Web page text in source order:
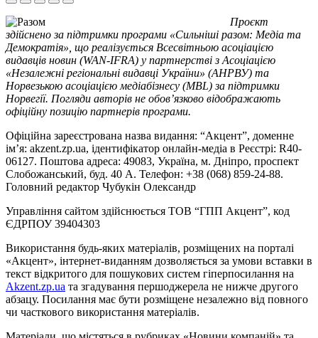
Проєкт
здійснено за підтримки програми «Сильніші разом: Медіа та
Демократія», що реалізується Всесвітньою асоціацією
видавців новин (WAN-IFRA) у партнерстві з Асоціацією
«Незалежні регіональні видавці України» (АНРВУ) та
Норвезькою асоціацією медіабізнесу (MBL) за підтримки
Норвегії. Погляди авторів не обов’язково відображають
офіційну позицію партнерів програми.
Офіційна зареєстрована назва видання: “Акцент”, доменне
ім’я: akzent.zp.ua, ідентифікатор онлайн-медіа в Реєстрі: R40-
06127. Поштова адреса: 49083, Україна, м. Дніпро, проспект
Слобожанський, буд. 40 А. Телефон: +38 (068) 859-24-88.
Головний редактор Чубукін Олександр
Управління сайтом здійснюється ТОВ “ГПП Акцент”, код
ЄДРПОУ 39404303
Використання будь-яких матеріалів, розміщених на порталі
«Акцент», інтернет-виданням дозволяється за умови вставки в
текст відкритого для пошукових систем гіперпосилання на
Akzent.zp.ua та згадування першоджерела не нижче другого
абзацу. Посилання має бути розміщене незалежно від повного
чи часткового використання матеріалів.